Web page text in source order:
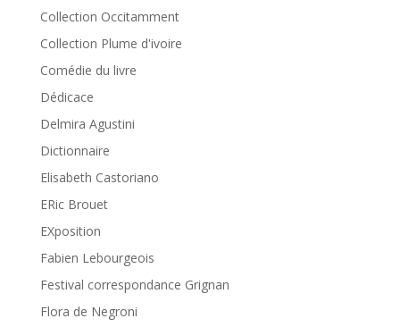
Collection Occitamment
Collection Plume d'ivoire
Comédie du livre
Dédicace
Delmira Agustini
Dictionnaire
Elisabeth Castoriano
ERic Brouet
EXposition
Fabien Lebourgeois
Festival correspondance Grignan
Flora de Negroni